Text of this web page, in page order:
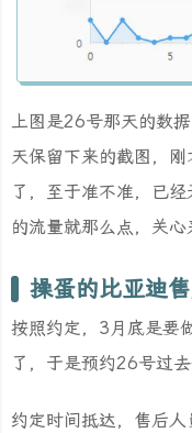
上图是26号那天的数
天保留下来的截图，
了，至于准不准，已
的流量就那么点，关心
操蛋的比亚迪
按照约定，3月底是要
了，于是预约26号过
约定时间抵达，售后